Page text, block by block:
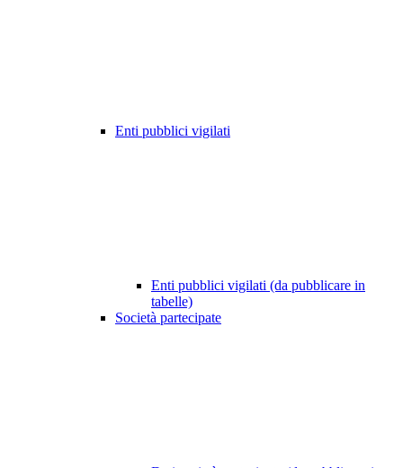
Enti pubblici vigilati
Enti pubblici vigilati (da pubblicare in
tabelle)
Società partecipate